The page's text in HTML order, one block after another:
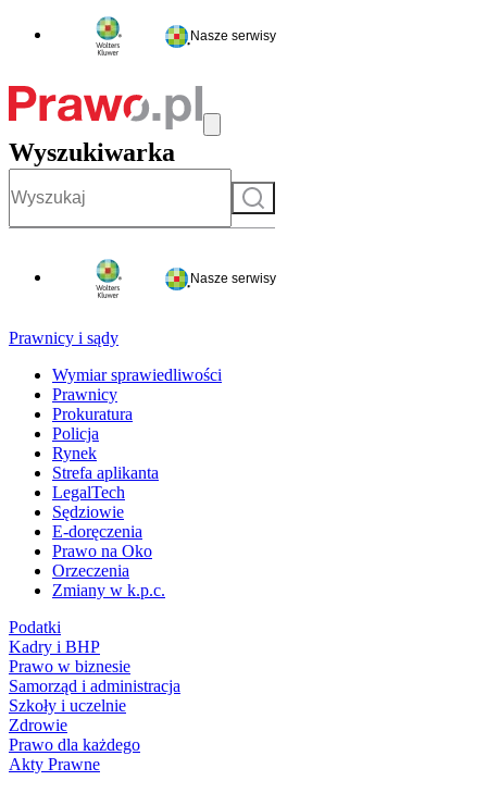
Nasze serwisy
Wyszukiwarka
Szukaj
Nasze serwisy
Prawnicy i sądy
Wymiar sprawiedliwości
Prawnicy
Prokuratura
Policja
Rynek
Strefa aplikanta
LegalTech
Sędziowie
E-doręczenia
Prawo na Oko
Orzeczenia
Zmiany w k.p.c.
Podatki
Kadry i BHP
Prawo w biznesie
Samorząd i administracja
Szkoły i uczelnie
Zdrowie
Prawo dla każdego
Akty Prawne